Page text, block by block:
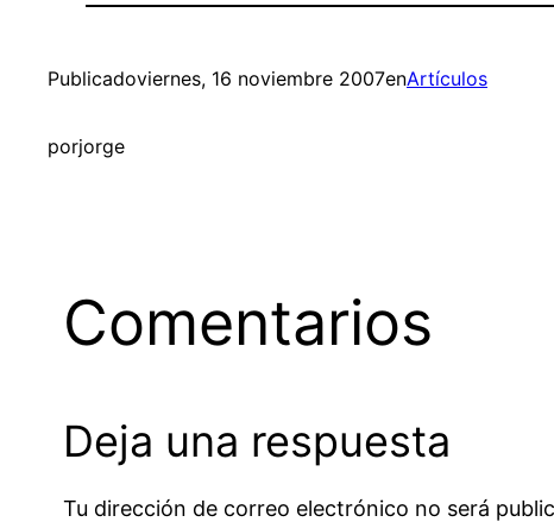
Publicadoviernes, 16 noviembre 2007enArtículos
porjorge
Comentarios
Deja una respuesta
Tu dirección de correo electrónico no será